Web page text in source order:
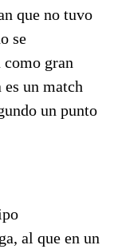
que no tuvo
se
como gran
un match
un punto
al que en un